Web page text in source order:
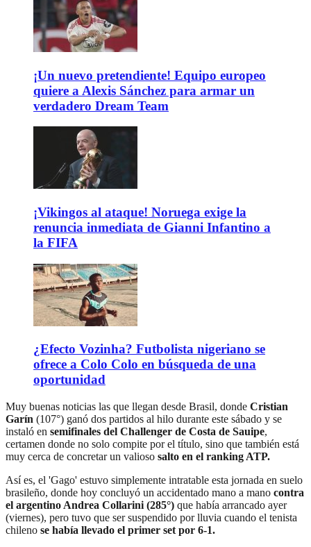
¡Un nuevo pretendiente! Equipo europeo
quiere a Alexis Sánchez para armar un
verdadero Dream Team
¡Vikingos al ataque! Noruega exige la
renuncia inmediata de Gianni Infantino a
la FIFA
¿Efecto Vozinha? Futbolista nigeriano se
ofrece a Colo Colo en búsqueda de una
oportunidad
Muy buenas noticias las que llegan desde Brasil, donde Cristian
Garín (107°) ganó dos partidos al hilo durante este sábado y se
instaló en semifinales del Challenger de Costa de Sauipe,
certamen donde no solo compite por el título, sino que también está
muy cerca de concretar un valioso salto en el ranking ATP.
Así es, el 'Gago' estuvo simplemente intratable esta jornada en suelo
brasileño, donde hoy concluyó un accidentado mano a mano contra
el argentino Andrea Collarini (285°) que había arrancado ayer
(viernes), pero tuvo que ser suspendido por lluvia cuando el tenista
chileno se había llevado el primer set por 6-1.